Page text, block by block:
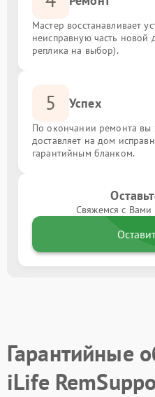
Мастер восстанавливает
неисправную часть новой
реплика на выбор).
5 Успех
По окончании ремонта вы
доставляет на дом
гарантийным бланком.
Свяжемся с Вами
Гарантийные
iLife